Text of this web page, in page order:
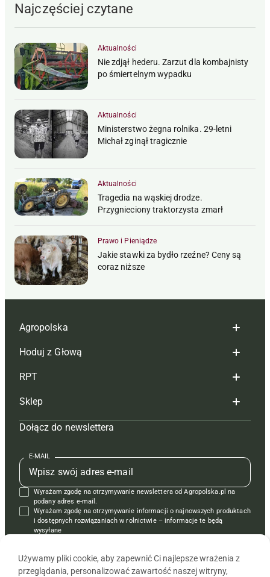
Najczęściej czytane
Aktualności
Nie zdjął hederu. Zarzut dla kombajnisty
po śmiertelnym wypadku
Aktualności
Ministerstwo żegna rolnika. 29-letni
Michał zginął tragicznie
Aktualności
Tragedia na wąskiej drodze.
Przygnieciony traktorzysta zmarł
Prawo i Pieniądze
Jakie stawki za bydło rzeźne? Ceny są
coraz niższe
Agropolska
Redakcja
Reklama
Tagi
Mapa serwisu
Kontakt
Regulamin
Polityka prywatności
Hoduj z Głową
Hoduj z głową bydło
Hoduj z głową świnie
Prenumerata
Redakcja
Kontakt
Reklama
RPT
Redakcja
Prenumerata
Reklama
Kontakt
Krzyżówki
Sklep
Czasopisma i prenumerata
Książki
Regulamin
Dołącz do newslettera
E-MAIL
Wyrażam zgodę na otrzymywanie newslettera od Agropolska.pl na
podany adres e-mail.
Wyrażam zgodę na otrzymywanie informacji o najnowszych produktach
i dostępnych rozwiązaniach w rolnictwie – informacje te będą
wysyłane
Używamy pliki cookie, aby zapewnić Ci najlepsze wrażenia z
przeglądania, personalizować zawartość naszej witryny,